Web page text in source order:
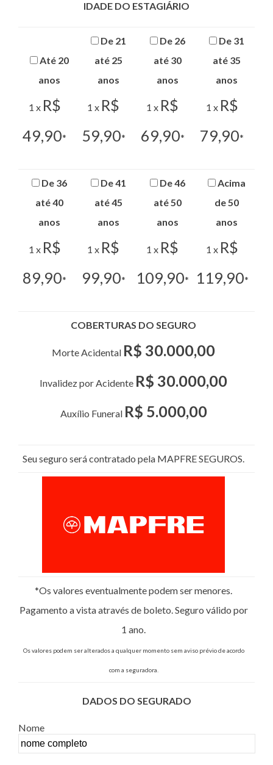
IDADE DO ESTAGIÁRIO
Até 20
anos
1 x R$
49,90*
De 21
até 25
anos
1 x R$
59,90*
De 26
até 30
anos
1 x R$
69,90*
De 31
até 35
anos
1 x R$
79,90*
De 36
até 40
anos
1 x R$
89,90*
De 41
até 45
anos
1 x R$
99,90*
De 46
até 50
anos
1 x R$
109,90*
Acima
de 50
anos
1 x R$
119,90*
COBERTURAS DO SEGURO
Morte Acidental R$ 30.000,00
Invalidez por Acidente R$ 30.000,00
Auxílio Funeral R$ 5.000,00
Seu seguro será contratado pela MAPFRE SEGUROS.
*Os valores eventualmente podem ser menores.
Pagamento a vista através de boleto. Seguro válido por
1 ano.
Os valores podem ser alterados a qualquer momento sem aviso prévio de acordo
com a seguradora.
DADOS DO SEGURADO
Nome